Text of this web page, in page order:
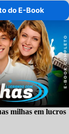
do E-Book
milhas em lucros